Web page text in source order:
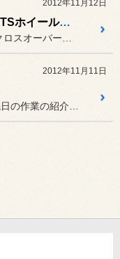
2012年11月12日
ミニクロスオーバー ATSホイール取付け！
2012年11月11日